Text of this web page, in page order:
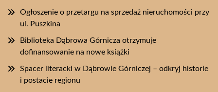
Ogłoszenie o przetargu na sprzedaż nieruchomości przy
ul. Puszkina
Biblioteka Dąbrowa Górnicza otrzymuje
dofinansowanie na nowe książki
Spacer literacki w Dąbrowie Górniczej – odkryj historie
i postacie regionu